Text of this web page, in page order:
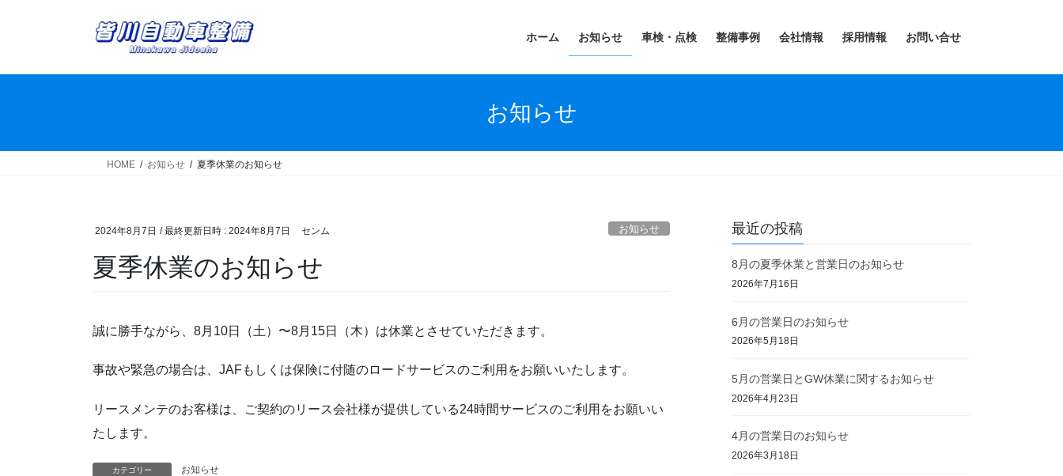
ホーム お知らせ 車検・点検 整備事例 会社情報 採用情報 お問い合せ
お知らせ
HOME お知らせ 夏季休業のお知らせ
2024年8月7日 / 最終更新日時 : 2024年8月7日 センム お知らせ
夏季休業のお知らせ
誠に勝手ながら、8月10日（土）〜8月15日（木）は休業とさせていただきます。
事故や緊急の場合は、JAFもしくは保険に付随のロードサービスのご利用をお願いいたします。
リースメンテのお客様は、ご契約のリース会社様が提供している24時間サービスのご利用をお願いい
たします。
カテゴリー お知らせ
最近の投稿
8月の夏季休業と営業日のお知らせ
2026年7月16日
6月の営業日のお知らせ
2026年5月18日
5月の営業日とGW休業に関するお知らせ
2026年4月23日
4月の営業日のお知らせ
2026年3月18日